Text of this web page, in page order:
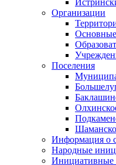
Организации
Поселения
Информация о
Народные
Инициативные